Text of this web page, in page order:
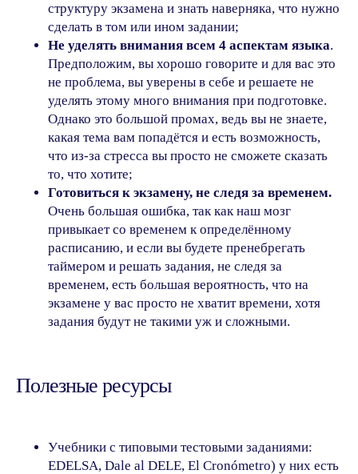
структуру экзамена и знать наверняка, что нужно
сделать в том или ином задании;
Не уделять внимания всем 4 аспектам языка.
Предположим, вы хорошо говорите и для вас это
не проблема, вы уверены в себе и решаете не
уделять этому много внимания при подготовке.
Однако это большой промах, ведь вы не знаете,
какая тема вам попадётся и есть возможность,
что из-за стресса вы просто не сможете сказать
то, что хотите;
Готовиться к экзамену, не следя за временем.
Очень большая ошибка, так как наш мозг
привыкает со временем к определённому
расписанию, и если вы будете пренебрегать
таймером и решать задания, не следя за
временем, есть большая вероятность, что на
экзамене у вас просто не хватит времени, хотя
задания будут не такими уж и сложными.
Полезные ресурсы
Учебники с типовыми тестовыми заданиями:
EDELSA, Dale al DELE, El Cronómetro) у них есть
Оставить заявку
Оставьте заявку на консультацию,
и с вами свяжется наш менеджер. Он
уточнит ваш уровень языка и цели его
изучения, ответит на все
интересующие вопросы, а после
подберёт преподавателя и назначит
урок в удобное для вас время.
Анастасия Герасимова,
Автор статьи:
Похожие статьи